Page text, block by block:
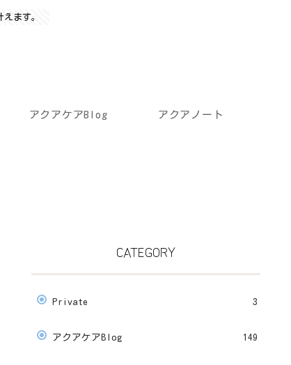
ます。
アクアケアBlog アクアノート
CATEGORY
Private 3
アクアケアBlog 149